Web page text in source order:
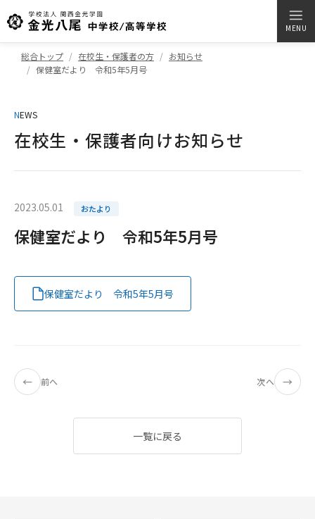
MENU
総合トップ 在校生・保護者の方
お知らせ
保健室だより 令和5年5月号
NEWS
在校生・保護者向けお知らせ
2023.05.01 おたより
保健室だより 令和5年5月号
保健室だより 令和5年5月号
← 前へ 次へ →
一覧に戻る